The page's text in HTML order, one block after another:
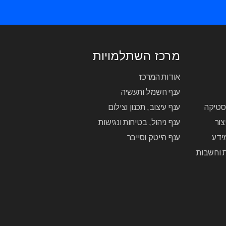
וחשבות
מרכז השתלמויות
אודות המרכז
ענף חשמל ותעשיה
ענף עיצוב, תכנון וצילום
ענף ניהול, בטיחות ונגישות
ענף הייטק וסייבר